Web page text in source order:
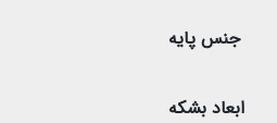
جنس پایه
ابعاد بشکه